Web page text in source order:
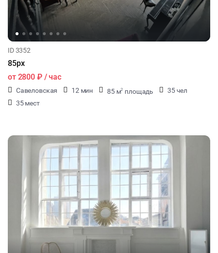
ID 3352
85px
от 2800 ₽/ час
Савеловская 12 мин 85 м2 площадь
35 чел
35 мест